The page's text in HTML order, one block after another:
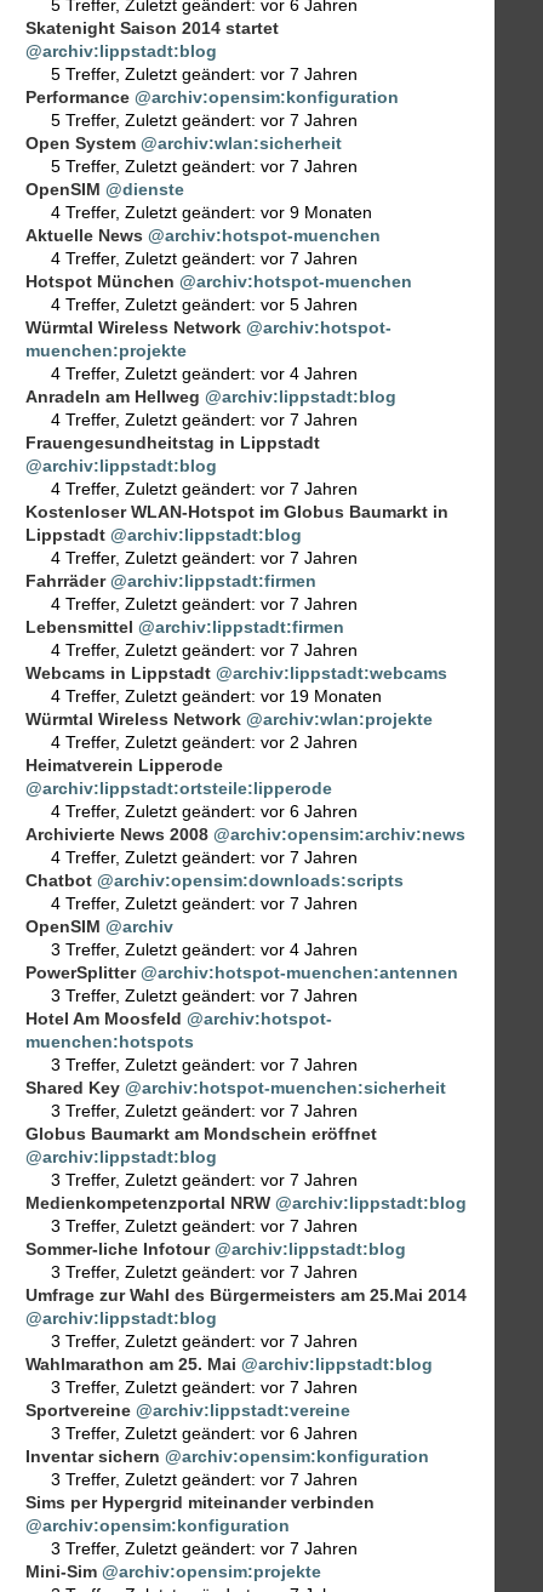
5 Treffer, Zuletzt geändert: vor 6 Jahren
Skatenight Saison 2014 startet
@archiv:lippstadt:blog
5 Treffer, Zuletzt geändert: vor 7 Jahren
Performance @archiv:opensim:konfiguration
5 Treffer, Zuletzt geändert: vor 7 Jahren
Open System @archiv:wlan:sicherheit
5 Treffer, Zuletzt geändert: vor 7 Jahren
OpenSIM @dienste
4 Treffer, Zuletzt geändert: vor 9 Monaten
Aktuelle News @archiv:hotspot-muenchen
4 Treffer, Zuletzt geändert: vor 7 Jahren
Hotspot München @archiv:hotspot-muenchen
4 Treffer, Zuletzt geändert: vor 5 Jahren
Würmtal Wireless Network @archiv:hotspot-
muenchen:projekte
4 Treffer, Zuletzt geändert: vor 4 Jahren
Anradeln am Hellweg @archiv:lippstadt:blog
4 Treffer, Zuletzt geändert: vor 7 Jahren
Frauengesundheitstag in Lippstadt
@archiv:lippstadt:blog
4 Treffer, Zuletzt geändert: vor 7 Jahren
Kostenloser WLAN-Hotspot im Globus Baumarkt in
Lippstadt @archiv:lippstadt:blog
4 Treffer, Zuletzt geändert: vor 7 Jahren
Fahrräder @archiv:lippstadt:firmen
4 Treffer, Zuletzt geändert: vor 7 Jahren
Lebensmittel @archiv:lippstadt:firmen
4 Treffer, Zuletzt geändert: vor 7 Jahren
Webcams in Lippstadt @archiv:lippstadt:webcams
4 Treffer, Zuletzt geändert: vor 19 Monaten
Würmtal Wireless Network @archiv:wlan:projekte
4 Treffer, Zuletzt geändert: vor 2 Jahren
Heimatverein Lipperode
@archiv:lippstadt:ortsteile:lipperode
4 Treffer, Zuletzt geändert: vor 6 Jahren
Archivierte News 2008 @archiv:opensim:archiv:news
4 Treffer, Zuletzt geändert: vor 7 Jahren
Chatbot @archiv:opensim:downloads:scripts
4 Treffer, Zuletzt geändert: vor 7 Jahren
OpenSIM @archiv
3 Treffer, Zuletzt geändert: vor 4 Jahren
PowerSplitter @archiv:hotspot-muenchen:antennen
3 Treffer, Zuletzt geändert: vor 7 Jahren
Hotel Am Moosfeld @archiv:hotspot-
muenchen:hotspots
3 Treffer, Zuletzt geändert: vor 7 Jahren
Shared Key @archiv:hotspot-muenchen:sicherheit
3 Treffer, Zuletzt geändert: vor 7 Jahren
Globus Baumarkt am Mondschein eröffnet
@archiv:lippstadt:blog
3 Treffer, Zuletzt geändert: vor 7 Jahren
Medienkompetenzportal NRW @archiv:lippstadt:blog
3 Treffer, Zuletzt geändert: vor 7 Jahren
Sommer-liche Infotour @archiv:lippstadt:blog
3 Treffer, Zuletzt geändert: vor 7 Jahren
Umfrage zur Wahl des Bürgermeisters am 25.Mai 2014
@archiv:lippstadt:blog
3 Treffer, Zuletzt geändert: vor 7 Jahren
Wahlmarathon am 25. Mai @archiv:lippstadt:blog
3 Treffer, Zuletzt geändert: vor 7 Jahren
Sportvereine @archiv:lippstadt:vereine
3 Treffer, Zuletzt geändert: vor 6 Jahren
Inventar sichern @archiv:opensim:konfiguration
3 Treffer, Zuletzt geändert: vor 7 Jahren
Sims per Hypergrid miteinander verbinden
@archiv:opensim:konfiguration
3 Treffer, Zuletzt geändert: vor 7 Jahren
Mini-Sim @archiv:opensim:projekte